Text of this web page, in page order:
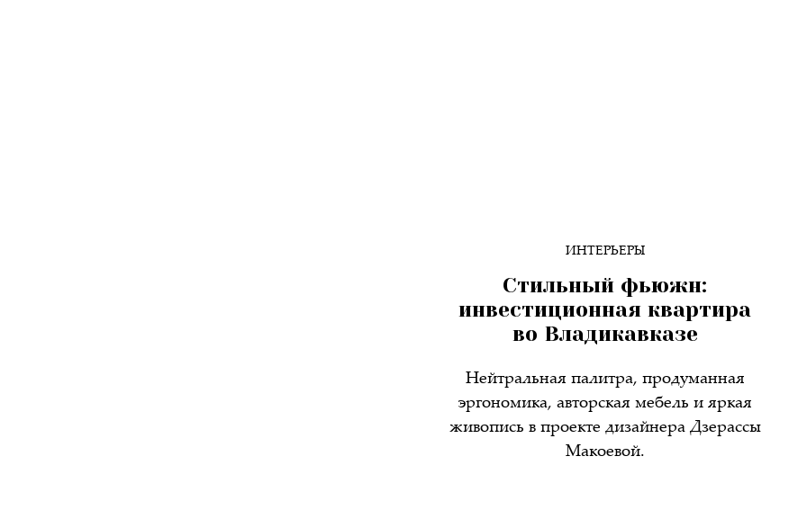
ИНТЕРЬЕРЫ
Стильный фьюжн:
инвестиционная квартира
во Владикавказе
Нейтральная палитра, продуманная
эргономика, авторская мебель и яркая
живопись в проекте дизайнера Дзерассы
Макоевой.